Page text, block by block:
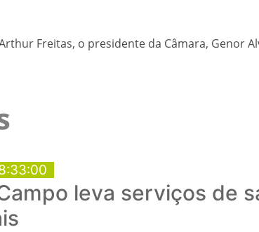
Freitas, o presidente da Câmara, Genor
leva serviços de